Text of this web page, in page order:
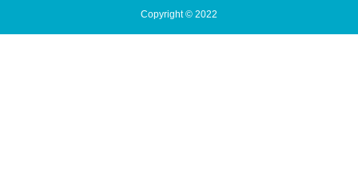
Copyright © 2022